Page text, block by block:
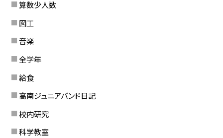
算数少人数
図工
音楽
全学年
給食
高南ジュニアバンド日記
校内研究
科学教室